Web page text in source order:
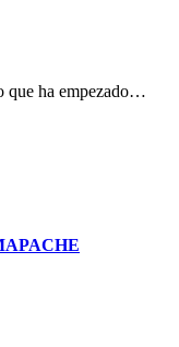
ha empezado…